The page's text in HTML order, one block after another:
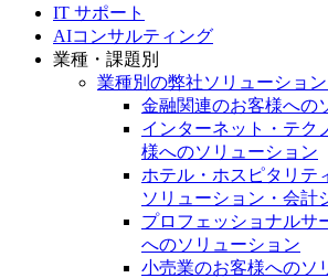
IT サポート
AIコンサルティング
業種・課題別
業種別の弊社ソリューショ
金融関連のお客様への
インターネット・テク
様へのソリューション
ホテル・ホスピタリテ
ソリューション・会計
プロフェッショナルサ
へのソリューション
小売業のお客様へのソ